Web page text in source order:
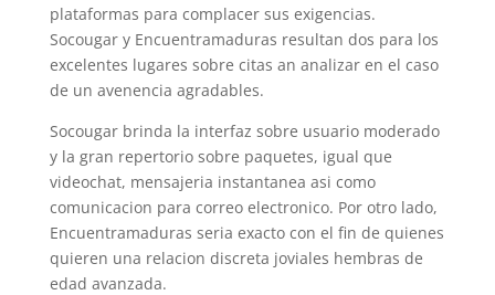
plataformas para complacer sus exigencias.
Socougar y Encuentramaduras resultan dos para los
excelentes lugares sobre citas an analizar en el caso
de un avenencia agradables.
Socougar brinda la interfaz sobre usuario moderado
y la gran repertorio sobre paquetes, igual que
videochat, mensajeria instantanea asi­ como
comunicacion para correo electronico. Por otro lado,
Encuentramaduras seri­a exacto con el fin de quienes
quieren una relacion discreta joviales hembras de
edad avanzada.